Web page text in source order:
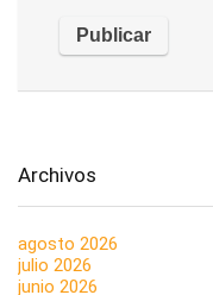
Archivos
agosto 2026
julio 2026
junio 2026